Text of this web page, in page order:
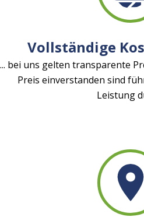
Vollständige
... bei uns gelten transparente
Preis einverstanden sind
Leistung